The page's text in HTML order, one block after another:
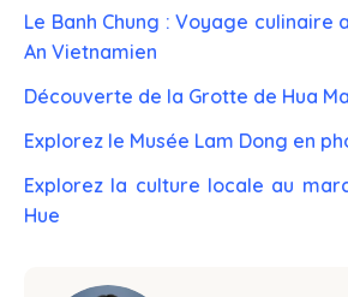
Le Banh Chung : Voyage culinaire
An Vietnamien
Découverte de la Grotte de Hua
Explorez le Musée Lam Dong en
Explorez la culture locale au
Hue